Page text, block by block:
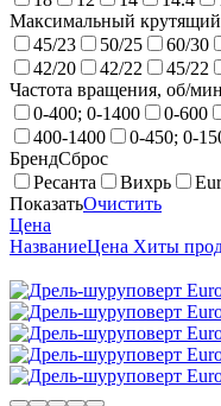
Максимальный
45/23
50/25 60/30
42/20
42/22 45/22
Частота вращения, об/мин
0-400; 0-1400
0-600
400-1400
0-450; 0-
БрендСброс
Ресанта
Вихрь
ПоказатьОчистить
Цена
НазваниеЦена Хиты